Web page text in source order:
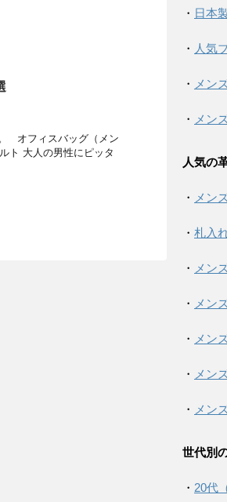
オフィスバッグ（メン
ト 大人の男性にピッタ
・ 日本
・ 人気
・ メン
・ メン
人気の
・ メン
・ 札入
・ メン
・ メン
・ メン
・ メン
・ メン
世代別
・ 20代